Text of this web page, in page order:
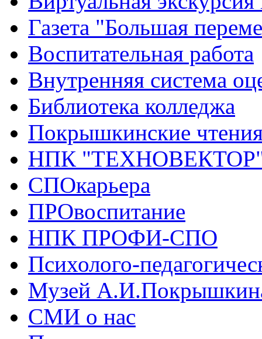
Газета "Большая
Воспитательная работа
Внутренняя система
Библиотека колледжа
Покрышкинские
НПК
СПОкарьера
ПРОвоспитание
НПК ПРОФИ-СПО
Психолого-
Музей
СМИ о нас